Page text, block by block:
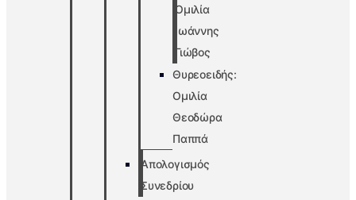
Ομιλία
Ιωάννης
Γιώβος
Θυρεοειδής:
Ομιλία
Θεοδώρα
Παππά
Απολογισμός
Συνεδρίου